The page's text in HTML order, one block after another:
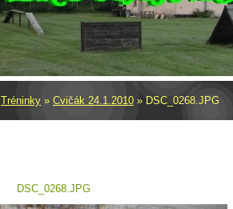
Tréninky » Cvičák 24.1.2010 » DSC_0268.JPG
DSC_0268.JPG